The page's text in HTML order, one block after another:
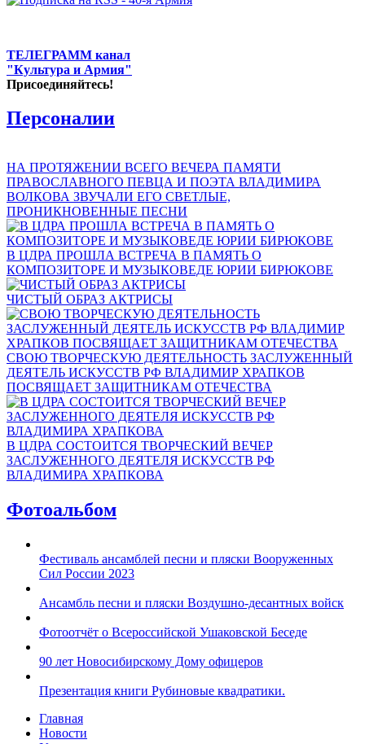
ТЕЛЕГРАММ канал
"Культура и Армия"
Присоединяйтесь!
Персоналии
НА ПРОТЯЖЕНИИ ВСЕГО ВЕЧЕРА ПАМЯТИ
ПРАВОСЛАВНОГО ПЕВЦА И ПОЭТА ВЛАДИМИРА
ВОЛКОВА ЗВУЧАЛИ ЕГО СВЕТЛЫЕ,
ПРОНИКНОВЕННЫЕ ПЕСНИ
В ЦДРА ПРОШЛА ВСТРЕЧА В ПАМЯТЬ О
КОМПОЗИТОРЕ И МУЗЫКОВЕДЕ ЮРИИ БИРЮКОВЕ
ЧИСТЫЙ ОБРАЗ АКТРИСЫ
СВОЮ ТВОРЧЕСКУЮ ДЕЯТЕЛЬНОСТЬ ЗАСЛУЖЕННЫЙ
ДЕЯТЕЛЬ ИСКУССТВ РФ ВЛАДИМИР ХРАПКОВ
ПОСВЯЩАЕТ ЗАЩИТНИКАМ ОТЕЧЕСТВА
В ЦДРА СОСТОИТСЯ ТВОРЧЕСКИЙ ВЕЧЕР
ЗАСЛУЖЕННОГО ДЕЯТЕЛЯ ИСКУССТВ РФ
ВЛАДИМИРА ХРАПКОВА
Фотоальбом
Фестиваль ансамблей песни и пляски Вооруженных
Сил России 2023
Ансамбль песни и пляски Воздушно-десантных войск
Фотоотчёт о Всероссийской Ушаковской Беседе
90 лет Новосибирскому Дому офицеров
Презентация книги Рубиновые квадратики.
Главная
Новости